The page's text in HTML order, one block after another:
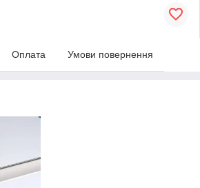
Оплата Умови повернення